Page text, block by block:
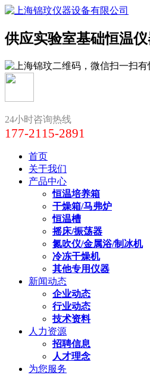
供应实验室基础恒温
24小时咨询热线
177-2115-2891
首页
关于我们
产品中心
恒温培养箱
干燥箱/马弗炉
恒温槽
摇床/振荡器
氮吹仪/金属浴/制冰机
冷冻干燥机
其他专用仪器
新闻动态
企业动态
行业动态
技术资料
人力资源
招聘信息
人才理念
为您服务